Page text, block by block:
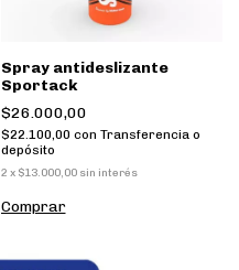
Spray antideslizante
Sportack
$26.000,00
$22.100,00 con Transferencia o
depósito
2 x $13.000,00 sin interés